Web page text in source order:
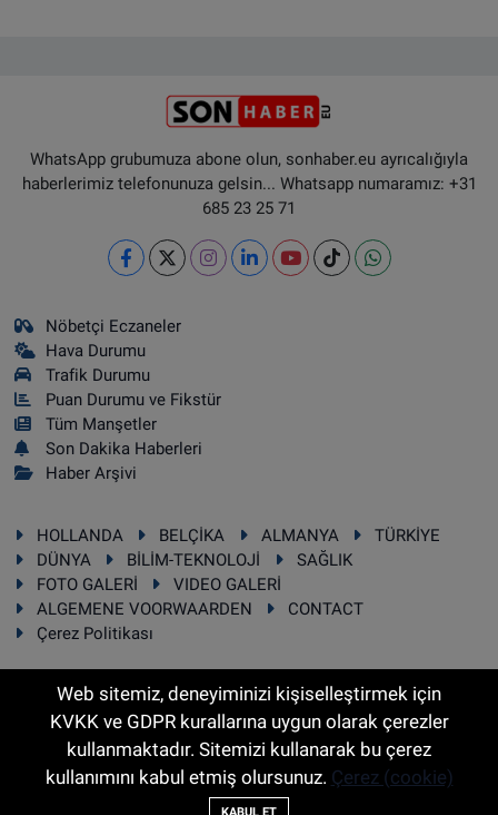
WhatsApp grubumuza abone olun, sonhaber.eu ayrıcalığıyla
haberlerimiz telefonunuza gelsin... Whatsapp numaramız: +31
685 23 25 71
Nöbetçi Eczaneler
Hava Durumu
Trafik Durumu
Puan Durumu ve Fikstür
Tüm Manşetler
Son Dakika Haberleri
Haber Arşivi
HOLLANDA BELÇİKA ALMANYA
TÜRKİYE
DÜNYA
BİLİM-TEKNOLOJİ
SAĞLIK
FOTO GALERİ
VIDEO GALERİ
ALGEMENE VOORWAARDEN
CONTACT
Çerez Politikası
RSS Copyright © 2025 Sonhaber.eu Her hakkı saklıdır.
Haber Yazılımı:TE Bilişim
Web sitemiz, deneyiminizi kişiselleştirmek için
KVKK ve GDPR kurallarına uygun olarak çerezler
kullanmaktadır. Sitemizi kullanarak bu çerez
kullanımını kabul etmiş olursunuz. Çerez (cookie)